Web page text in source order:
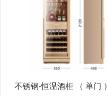
不锈钢-恒温酒柜 （ 单门 ）